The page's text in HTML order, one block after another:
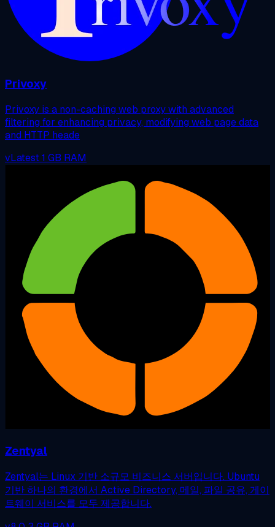
Privoxy
Privoxy is a non-caching web proxy with advanced
filtering for enhancing privacy, modifying web page data
and HTTP heade
vLatest1 GB RAM
Zentyal
Zentyal는 Linux 기반 소규모 비즈니스 서버입니다. Ubuntu
기반 하나의 환경에서 Active Directory, 메일, 파일 공유, 게이
트웨이 서비스를 모두 제공합니다.